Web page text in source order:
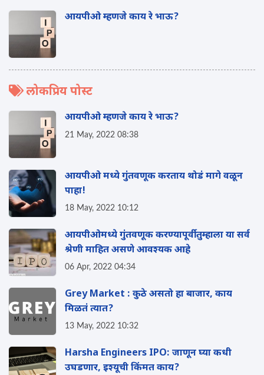
आयपीओ म्हणजे काय रे भाऊ?
लोकप्रिय पोस्ट
आयपीओ म्हणजे काय रे भाऊ?
21 May, 2022 08:38
आयपीओ मध्ये गुंतवणूक करताय थोडं मागे वळून
पाहा!
18 May, 2022 10:12
आयपीओमध्ये गुंतवणूक करण्यापूर्वी तुम्हाला या सर्व
श्रेणी माहित असणे आवश्यक आहे
06 Apr, 2022 04:34
Grey Market : कुठे असतो हा बाजार, काय
मिळतं त्यात?
13 May, 2022 10:32
Harsha Engineers IPO: जाणून घ्या कधी
उघडणार, इश्यूची किंमत काय?